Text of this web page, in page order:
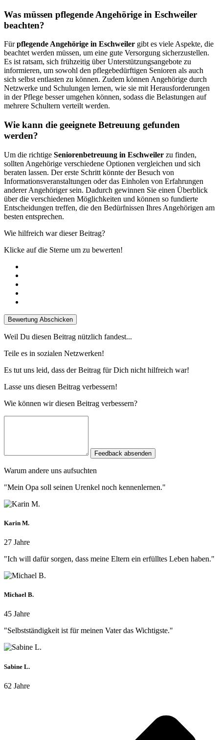
Was müssen pflegende Angehörige in Eschweiler
beachten?
Fürpflegende Angehörige in Eschweiler gibt es viele Aspekte, die
beachtet werden müssen, um eine gute Versorgung sicherzustellen.
Es ist ratsam, sich frühzeitig über Unterstützungsangebote zu
informieren, um sowohl den pflegebedürftigen Senioren als auch
sich selbst entlasten zu können. Zudem können Angehörige durch
Netzwerke und Schulungen lernen, wie sie mit Herausforderungen
in der Pflege besser umgehen können, sodass die Belastungen auf
mehrere Schultern verteilt werden.
Wie kann die geeignete Betreuung gefunden
werden?
Um die richtige Seniorenbetreuung in Eschweiler zu finden,
sollten Angehörige verschiedene Optionen vergleichen und sich
beraten lassen. Der erste Schritt könnte der Besuch von
Informationsveranstaltungen oder das Einholen von Erfahrungen
anderer Angehöriger sein. Dadurch gewinnen Sie einen Überblick
über die verschiedenen Möglichkeiten und können so fundierte
Entscheidungen treffen, die den Bedürfnissen Ihres Angehörigen am
besten entsprechen.
Wie hilfreich war dieser Beitrag?
Klicke auf die Sterne um zu bewerten!
Bewertung Abschicken
Weil Du diesen Beitrag nützlich fandest...
Teile es in sozialen Netzwerken!
Es tut uns leid, dass der Beitrag für Dich nicht hilfreich war!
Lasse uns diesen Beitrag verbessern!
Wie können wir diesen Beitrag verbessern?
Feedback absenden
Warum andere uns aufsuchten
"Mein Opa soll seinen Urenkel noch kennenlernen."
Karin M.
27 Jahre
"Ich will dafür sorgen, dass meine Eltern ein erfülltes Leben haben."
Michael B.
45 Jahre
"Selbstständigkeit ist für meinen Vater das Wichtigste."
Sabine L.
62 Jahre